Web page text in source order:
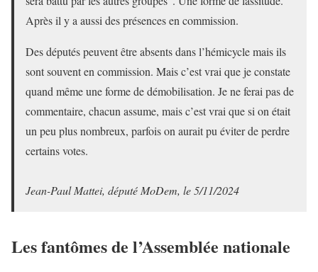
Après il y a aussi des présences en commission.
Des députés peuvent être absents dans l’hémicycle mais ils
sont souvent en commission. Mais c’est vrai que je constate
quand même une forme de démobilisation. Je ne ferai pas de
commentaire, chacun assume, mais c’est vrai que si on était
un peu plus nombreux, parfois on aurait pu éviter de perdre
certains votes.
Jean-Paul Mattei, député MoDem, le 5/11/2024
Les fantômes de l’Assemblée nationale